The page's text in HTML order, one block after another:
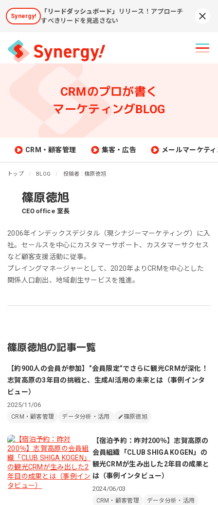
Synergy!
「リードダッシュボード」
リリース！アプローチ
すべきリードを見逃さない
CRMのプロが書く
マーケティングBLOG
CRM・顧客管理 集客・広告 メールマーケテ
トップ BLOG 投稿者 : 篠原徳旭
篠原徳旭
CEO office 室長
2006年インデックスデジタル（現シナジーマーケティング）に入
社。セールスを中心にカスタマーサポート、カスタマーサクセス
など顧客支援活動に従事。
プレイングマネージャーとして、2020年よりCRMを中心とした
関係人口創出、地域創生サービスを推進。
篠原徳旭の記事一覧
【約900人の会員が参加】”会員限定”でさらに観光CRMが深化！
志賀高原の3年目の挑戦と、生成AI活用の未来とは（事例インタ
ビュー）
2025/11/06
CRM・顧客管理 データ分析・活用 篠原徳旭
【宿泊予約：昨対200％】志賀高原の
会員組織「CLUB SHIGA KOGEN」の
観光CRMが生み出した2年目の成果と
は（事例インタビュー）
2024/06/03
CRM・顧客管理
データ分析・活用